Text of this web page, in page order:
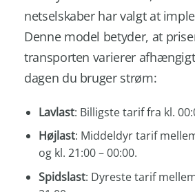
netselskaber har valgt at
Denne model betyder, at
transporten varierer
dagen du bruger strøm:
Lavlast: Billigste tarif fra kl.
Højlast: Middeldyr tarif
og kl. 21:00 – 00:00.
Spidslast: Dyreste tarif